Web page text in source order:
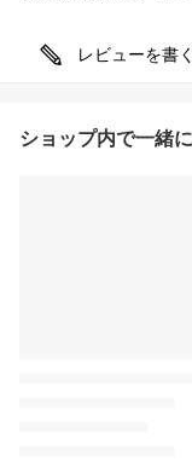
レビューを書く
ショップ内で一緒